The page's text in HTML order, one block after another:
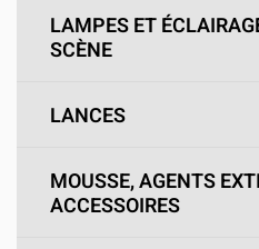
LAMPES ET
SCÈNE
LANCES
MOUSSE, AGENTS
ACCESSOIRES